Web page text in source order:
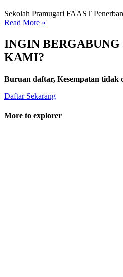
Sekolah Pramugari FAAST
Read More »
INGIN BERGABUNG
KAMI?
Buruan daftar, Kesempatan tidak
Daftar Sekarang
More to explorer